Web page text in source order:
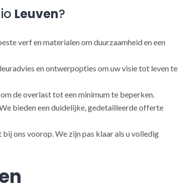
Leuven?
verf en materialen om duurzaamheid en een
en ontwerpopties om uw visie tot leven te
de overlast tot een minimum te beperken.
bieden een duidelijke, gedetailleerde offerte
ons voorop. We zijn pas klaar als u volledig